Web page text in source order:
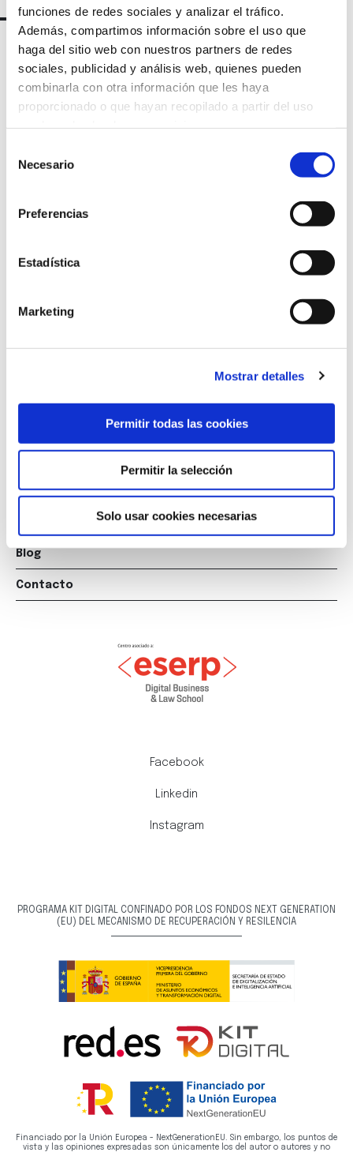
funciones de redes sociales y analizar el tráfico.
Además, compartimos información sobre el uso que
haga del sitio web con nuestros partners de redes
sociales, publicidad y análisis web, quienes pueden
combinarla con otra información que les haya
proporcionado o que hayan recopilado a partir del uso
Necesario
Preferencias
Estadística
Marketing
Mostrar detalles
Permitir todas las cookies
Permitir la selección
Solo usar cookies necesarias
Empleo
Acto fin de curso
Blog
Contacto
Facebook
Linkedin
Instagram
PROGRAMA KIT DIGITAL CONFINADO POR LOS FONDOS NEXT GENERATION
(EU) DEL MECANISMO DE RECUPERACIÓN Y RESILENCIA
Financiado por la Unión Europea - NextGenerationEU. Sin embargo, los puntos de
vista y las opiniones expresadas son únicamente los del autor o autores y no